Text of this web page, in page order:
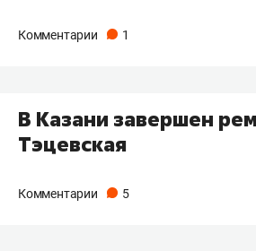
Комментарии 1
В Казани завершен
Тэцевская
Комментарии 5